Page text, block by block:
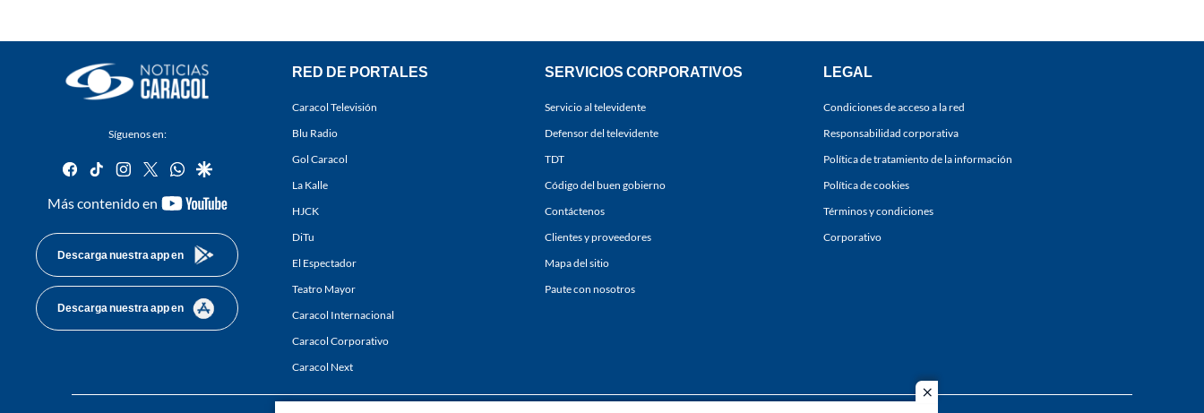
close
Síguenos en:
facebook
tiktok instagram
twitterwhatsapp
google
Más contenido en
youtube-
Descarga nuestra app en
Descarga nuestra app en
RED DE PORTALES
Caracol Televisión
Blu Radio
Gol Caracol
La Kalle
HJCK
DiTu
El Espectador
Teatro Mayor
Caracol Internacional
Caracol Corporativo
Caracol Next
SERVICIOS CORPORATIVOS
Servicio al televidente
Defensor del televidente
TDT
Código del buen gobierno
Contáctenos
Clientes y proveedores
Mapa del sitio
Paute con nosotros
LEGAL
Condiciones de acceso a la red
Responsabilidad corporativa
Política de tratamiento de la información
Política de cookies
Términos y condiciones
Corporativo